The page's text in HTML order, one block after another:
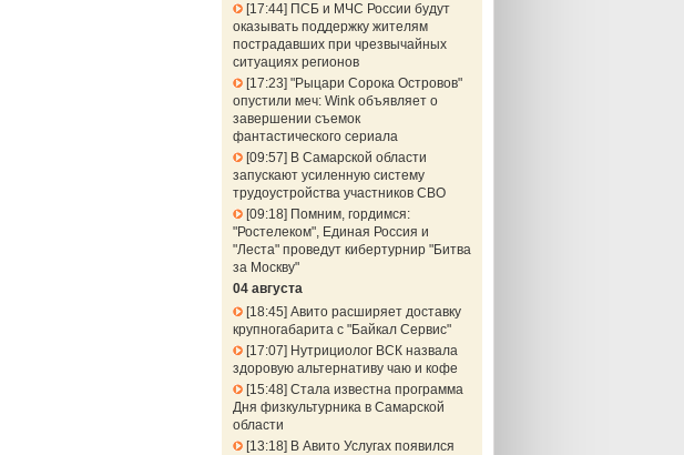
17:44 ПСБ и МЧС России будут
оказывать поддержку жителям
пострадавших при чрезвычайных
ситуациях регионов
17:23 "Рыцари Сорока Островов"
опустили меч: Wink объявляет о
завершении съемок
фантастического сериала
09:57
В Самарской области
запускают усиленную систему
трудоустройства участников СВО
09:18 Помним, гордимся:
"Ростелеком", Единая Россия и
"Леста" проведут кибертурнир "Битва
за Москву"
04 августа
18:45 Авито расширяет доставку
крупногабарита с "Байкал Сервис"
17:07
Нутрициолог ВСК назвала
здоровую альтернативу чаю и кофе
15:48 Стала известна программа
Дня физкультурника в Самарской
области
13:18 В Авито Услугах появился